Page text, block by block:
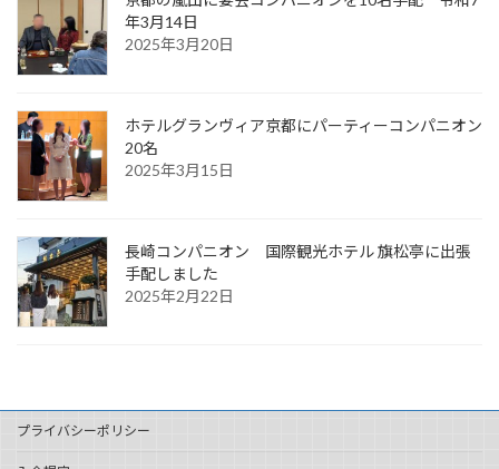
年3月14日
2025年3月20日
ホテルグランヴィア京都にパーティーコンパニオン
20名
2025年3月15日
長崎コンパニオン 国際観光ホテル 旗松亭に出張
手配しました
2025年2月22日
プライバシーポリシー